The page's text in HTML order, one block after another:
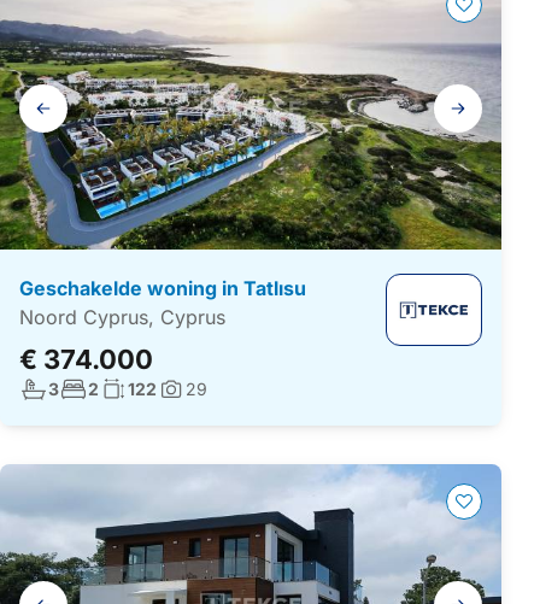
Galerij
navigatie
Geschakelde woning in Tatlısu
Noord Cyprus, Cyprus
€ 374.000
Aantal badkamers:
3Aantal slaapkamers:
2 Woonoppervlakte:
122 Foto's:
29
Galerij